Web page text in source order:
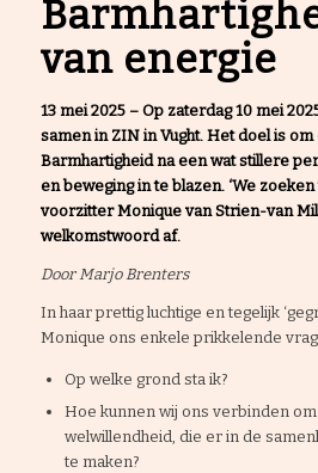
van energie
13 mei 2025 – Op zaterdag 10 mei
samen in ZIN in Vught. Het doel is om
Barmhartigheid na een wat stillere
en beweging in te blazen. ‘We
voorzitter Monique van Strien-van
welkomstwoord af.
Door Marjo Brenters
In haar prettig luchtige en tegelijk
Monique ons enkele prikkelende
Op welke grond sta ik?
Hoe kunnen wij ons verbinden
welwillendheid, die er in de
te maken?